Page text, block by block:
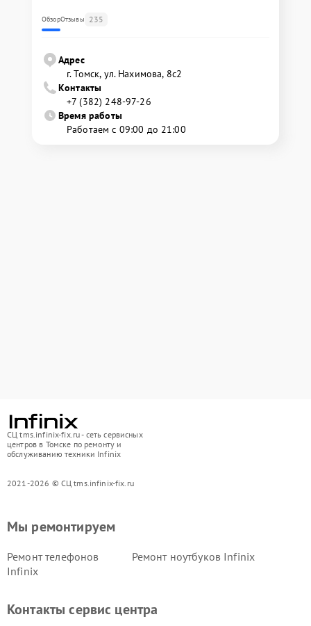
ОбзорОтзывы 235
Адрес
г. Томск, ул. Нахимова, 8с2
Контакты
+7 (382) 248-97-26
Время работы
Работаем с 09:00 до 21:00
СЦ tms.infinix-fix.ru - сеть сервисных
центров в Томске по ремонту и
обслуживанию техники Infinix
2021-2026 © СЦ tms.infinix-fix.ru
Мы ремонтируем
Ремонт телефонов
Infinix
Ремонт ноутбуков Infinix
Контакты сервис центра